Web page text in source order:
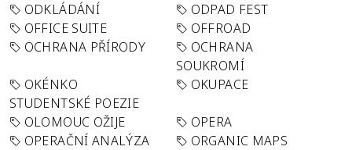
ODKLÁDÁNÍ
ODPAD FEST
OFFICE SUITE
OFFROAD
OCHRANA PŘÍRODY
OCHRANA
SOUKROMÍ
OKÉNKO
STUDENTSKÉ POEZIE
OKUPACE
OLOMOUC OŽIJE
OPERA
OPERAČNÍ ANALÝZA
ORGANIC MAPS